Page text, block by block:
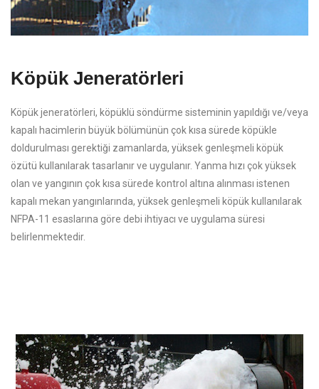
Köpük Jeneratörleri
Köpük jeneratörleri, köpüklü söndürme sisteminin yapıldığı ve/veya
kapalı hacimlerin büyük bölümünün çok kısa sürede köpükle
doldurulması gerektiği zamanlarda, yüksek genleşmeli köpük
özütü kullanılarak tasarlanır ve uygulanır. Yanma hızı çok yüksek
olan ve yangının çok kısa sürede kontrol altına alınması istenen
kapalı mekan yangınlarında, yüksek genleşmeli köpük kullanılarak
NFPA-11 esaslarına göre debi ihtiyacı ve uygulama süresi
belirlenmektedir.